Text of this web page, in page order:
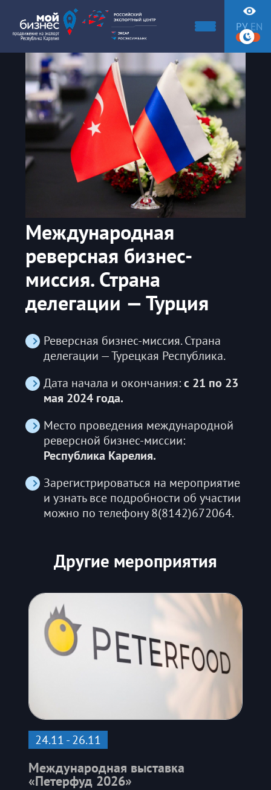
РУ EN
Международная
реверсная бизнес-
миссия. Страна
делегации — Турция
Реверсная бизнес-миссия. Страна
делегации — Турецкая Республика.
Дата начала и окончания: с 21 по 23
мая 2024 года.
Место проведения международной
реверсной бизнес-миссии:
Республика Карелия.
Зарегистрироваться на мероприятие
и узнать все подробности об участии
можно по телефону 8(8142)672064.
Другие мероприятия
24.11 - 26.11
Международная выставка
«Петерфуд 2026»